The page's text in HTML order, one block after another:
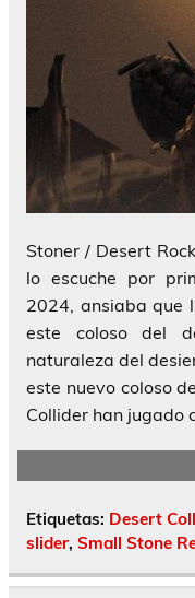
Stoner / Desert
lo escuche por
2024, ansiaba que
este coloso del
naturaleza del
este nuevo coloso
Collider han jugado
Etiquetas: Desert
slider, Small Stone